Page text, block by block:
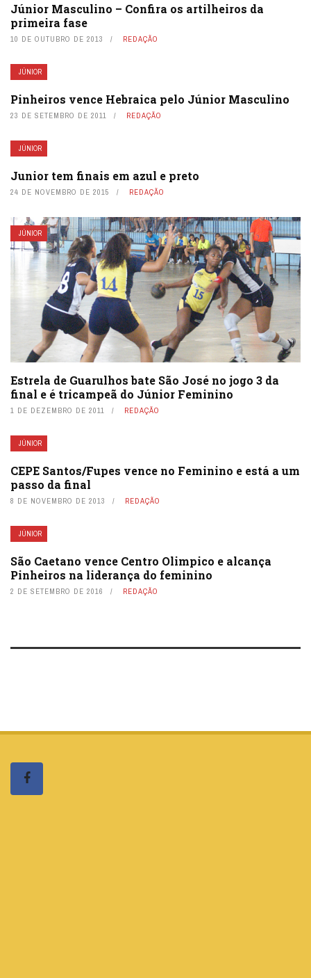
Júnior Masculino – Confira os artilheiros da
primeira fase
10 DE OUTUBRO DE 2013 REDAÇÃO
JÚNIOR
Pinheiros vence Hebraica pelo Júnior Masculino
23 DE SETEMBRO DE 2011 REDAÇÃO
JÚNIOR
Junior tem finais em azul e preto
24 DE NOVEMBRO DE 2015 REDAÇÃO
JÚNIOR
Estrela de Guarulhos bate São José no jogo 3 da
final e é tricampeã do Júnior Feminino
1 DE DEZEMBRO DE 2011 REDAÇÃO
JÚNIOR
CEPE Santos/Fupes vence no Feminino e está a um
passo da final
8 DE NOVEMBRO DE 2013 REDAÇÃO
JÚNIOR
São Caetano vence Centro Olimpico e alcança
Pinheiros na liderança do feminino
2 DE SETEMBRO DE 2016 REDAÇÃO